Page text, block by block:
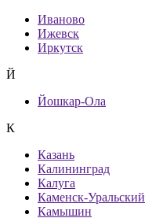
Иваново
Ижевск
Иркутск
Й
Йошкар-Ола
К
Казань
Калининград
Калуга
Каменск-Уральский
Камышин